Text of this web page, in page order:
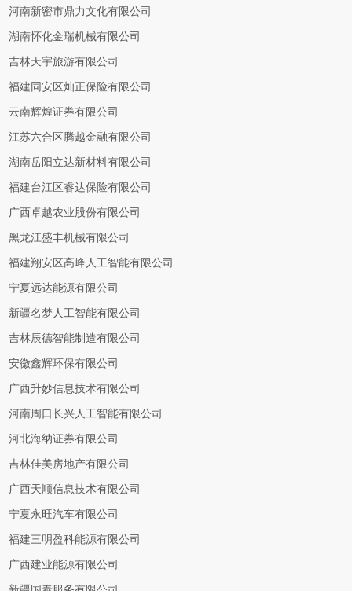
河南新密市鼎力文化有限公司
湖南怀化金瑞机械有限公司
吉林天宇旅游有限公司
福建同安区灿正保险有限公司
云南辉煌证券有限公司
江苏六合区腾越金融有限公司
湖南岳阳立达新材料有限公司
福建台江区睿达保险有限公司
广西卓越农业股份有限公司
黑龙江盛丰机械有限公司
福建翔安区高峰人工智能有限公司
宁夏远达能源有限公司
新疆名梦人工智能有限公司
吉林辰德智能制造有限公司
安徽鑫辉环保有限公司
广西升妙信息技术有限公司
河南周口长兴人工智能有限公司
河北海纳证券有限公司
吉林佳美房地产有限公司
广西天顺信息技术有限公司
宁夏永旺汽车有限公司
福建三明盈科能源有限公司
广西建业能源有限公司